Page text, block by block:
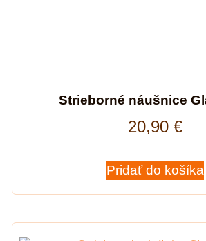
Strieborné náušnice
20,90 €
Pridať do košíka